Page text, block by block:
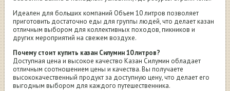
Идеален для больших компаний Объем 10 литров позволяет
приготовить достаточно еды для группы людей, что делает казан
отличным выбором для коллективных походов, пикников и
других мероприятий на свежем воздухе.
Почему стоит купить казан Силумин 10 литров?
Доступная цена и высокое качество Казан Силумин обладает
отличным соотношением цены и качества. Вы получаете
высококачественный продукт за доступную цену, что делает его
выгодным выбором для каждого путешественника.